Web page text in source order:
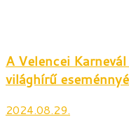
A Velencei
világhírű
2024.08.29.